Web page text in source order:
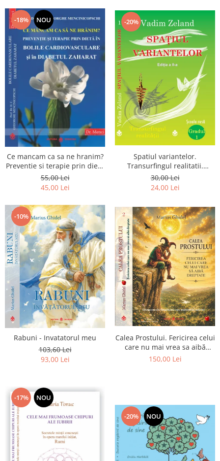
-18% NOU
Ce mancam ca sa ne hranim?
Preventie si terapie prin dieta
in bolile cardiovasculare si in
diabetul zaharat
55,00 Lei
45,00 Lei
-20%
Spatiul variantelor.
Transurfingul realitatii.
Gradul 1. Cum sa ne
dezvoltam intuitia si sa ne
alegem soarta
30,00 Lei
24,00 Lei
-10%
Rabuni - Invatatorul meu
103,60 Lei
93,00 Lei
Calea Prostului. Fericirea celui
care nu mai vrea sa aibă
dreptate - Intoarcerea la
150,00 Lei
-17% NOU
-20% NOU